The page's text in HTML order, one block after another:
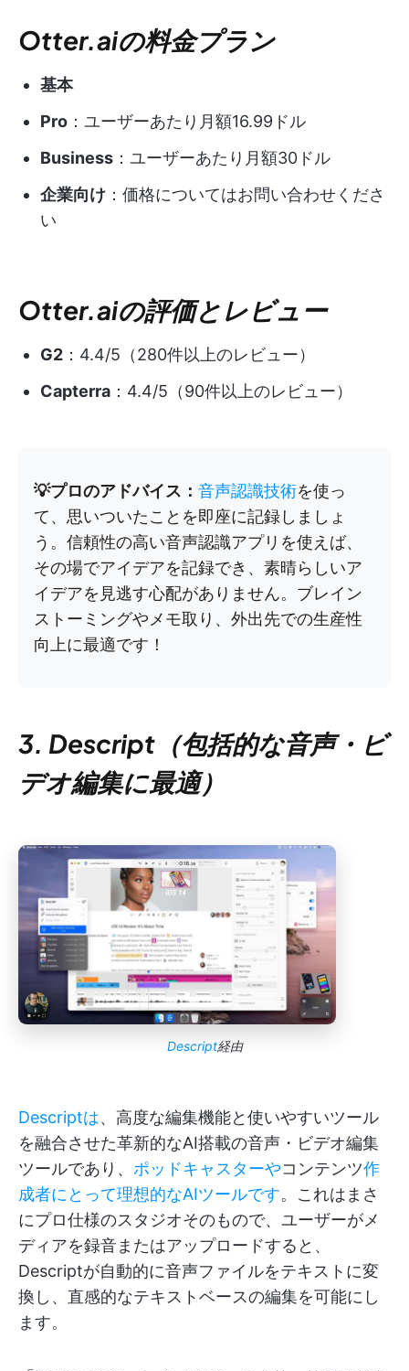
Otter.aiの料金プラン
基本
Pro ：ユーザーあたり月額16.99ドル
Business ：ユーザーあたり月額30ドル
企業向け ：価格についてはお問い合わせくださ
い
Otter.aiの評価とレビュー
G2 ：4.4/5（280件以上のレビュー）
Capterra ：4.4/5（90件以上のレビュー）
💡プロのアドバイス： 音声認識技術を使っ
て、思いついたことを即座に記録しましょ
う。信頼性の高い音声認識アプリを使えば、
その場でアイデアを記録でき、素晴らしいア
イデアを見逃す心配がありません。ブレイン
ストーミングやメモ取り、外出先での生産性
向上に最適です！
3. Descript（包括的な音声・ビ
デオ編集に最適）
Descript経由
Descriptは、高度な編集機能と使いやすいツール
を融合させた革新的なAI搭載の音声・ビデオ編集
ツールであり、 ポッドキャスターやコンテンツ作
成者にとって理想的なAIツールです。これはまさ
にプロ仕様のスタジオそのもので、ユーザーがメ
ディアを録音またはアップロードすると、
Descriptが自動的に音声ファイルをテキストに変
換し、直感的なテキストベースの編集を可能にし
ます。